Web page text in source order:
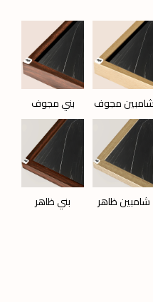
شامبين مجوف بني مجوف
شامبين ظاهر بني ظاهر